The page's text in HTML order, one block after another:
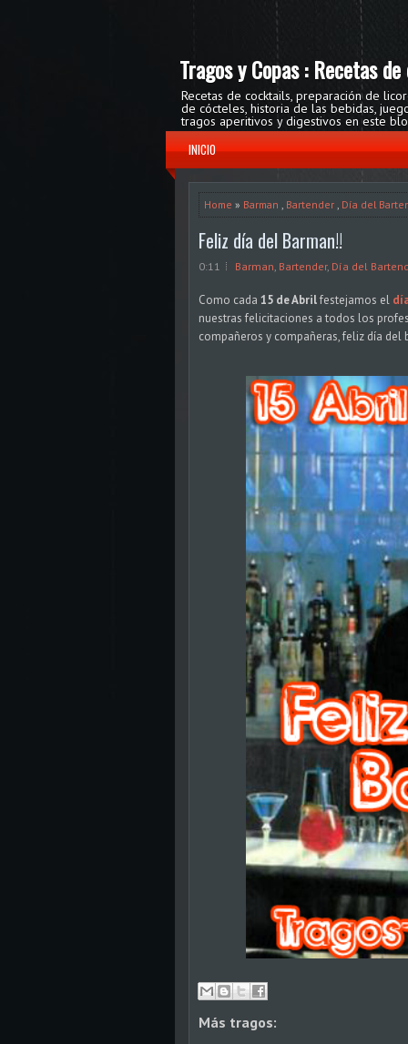
Tragos y Copas : Recetas
Recetas de cocktails, preparación de
de cócteles, historia de las bebidas,
tragos aperitivos y digestivos en este
INICIO
Home » Barman , Bartender , Día del
Feliz día del Barman!!
0:11 Barman, Bartender, Día del
Como cada 15 de Abrilfestejamos el
nuestras felicitaciones a todos los
compañeros y compañeras, feliz día del
Más tragos: